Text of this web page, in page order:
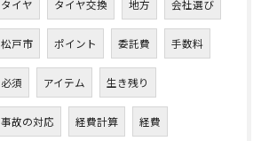
タイヤ タイヤ交換 地方 会社選び
松戸市 ポイント 委託費 手数料
必須 アイテム 生き残り
事故の対応 経費計算 経費